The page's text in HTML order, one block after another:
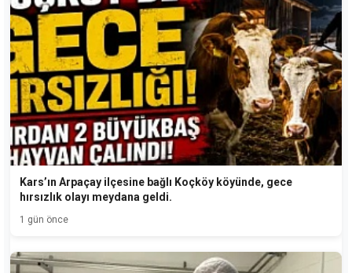
Kars’ın Arpaçay ilçesine bağlı Koçköy köyünde, gece
hırsızlık olayı meydana geldi.
1 gün önce